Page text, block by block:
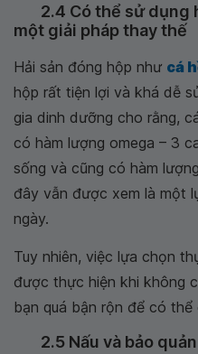
2.4 Có thể sử dụng
một giải pháp thay thế
Hải sản đóng hộp như cá
hộp rất tiện lợi và khá dễ
gia dinh dưỡng cho rằng,
có hàm lượng omega – 3
sống và cũng có hàm
đây vẫn được xem là một
ngày.
Tuy nhiên, việc lựa chọn
được thực hiện khi không
bạn quá bận rộn để có thể
2.5 Nấu và bảo